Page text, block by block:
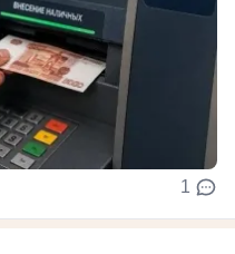
1